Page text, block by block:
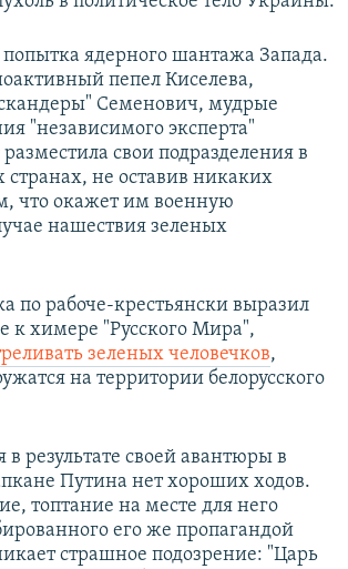
попытка ядерного шантажа Запада.
пепел Киселева,
Семенович, мудрые
"независимого эксперта"
свои подразделения в
странах, не оставив никаких
что окажет им военную
нашествия зеленых
по рабоче-крестьянски выразил
к химере "Русского Мира",
зеленых человечков,
на территории белорусского
в результате своей авантюры в
Путина нет хороших ходов.
топтание на месте для него
его же пропагандой
страшное подозрение: "Царь